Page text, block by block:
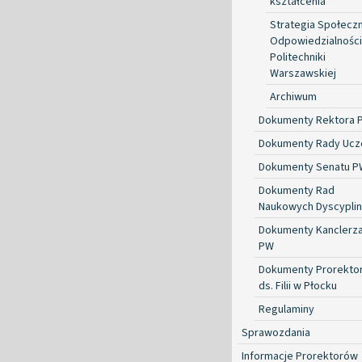
Strategia
Odpowiedzialności
Politechniki
Warszawskiej
Archiwum
Dokumenty Rektora
Dokumenty Rady
Dokumenty Senatu
Dokumenty Rad
Naukowych Dyscyplin
Dokumenty Kanclerza
PW
Dokumenty
ds. Filii w Płocku
Regulaminy
Sprawozdania
Informacje Prorektorów